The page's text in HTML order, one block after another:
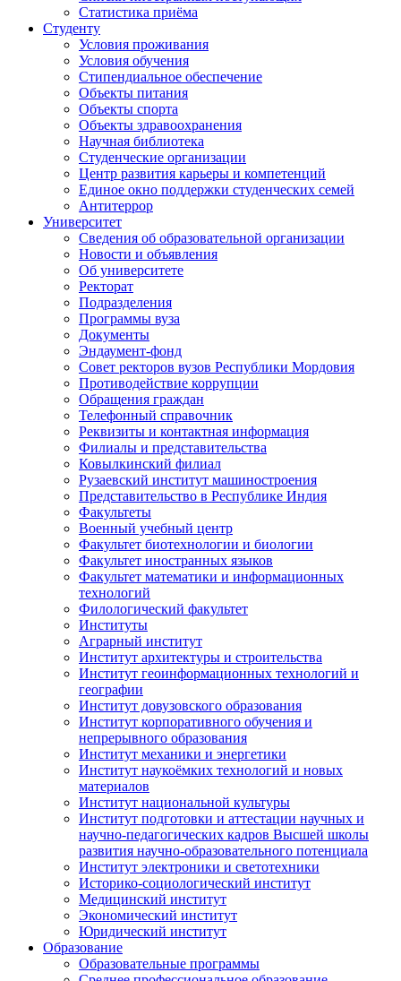
Статистика приёма
Студенту
Условия проживания
Условия обучения
Стипендиальное обеспечение
Объекты питания
Объекты спорта
Объекты здравоохранения
Научная библиотека
Студенческие организации
Центр развития карьеры и компетенций
Единое окно поддержки студенческих семей
Антитеррор
Университет
Сведения об образовательной организации
Новости и объявления
Об университете
Ректорат
Подразделения
Программы вуза
Документы
Эндаумент-фонд
Совет ректоров вузов Республики Мордовия
Противодействие коррупции
Обращения граждан
Телефонный справочник
Реквизиты и контактная информация
Филиалы и представительства
Ковылкинский филиал
Рузаевский институт машиностроения
Представительство в Республике Индия
Факультеты
Военный учебный центр
Факультет биотехнологии и биологии
Факультет иностранных языков
Факультет математики и информационных
технологий
Филологический факультет
Институты
Аграрный институт
Институт архитектуры и строительства
Институт геоинформационных технологий и
географии
Институт довузовского образования
Институт корпоративного обучения и
непрерывного образования
Институт механики и энергетики
Институт наукоёмких технологий и новых
материалов
Институт национальной культуры
Институт подготовки и аттестации научных и
научно-педагогических кадров Высшей школы
развития научно-образовательного потенциала
Институт электроники и светотехники
Историко-социологический институт
Медицинский институт
Экономический институт
Юридический институт
Образование
Образовательные программы